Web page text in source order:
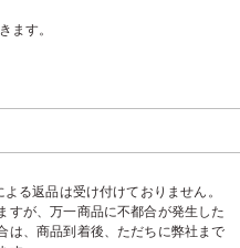
ます。
る返品は受け付けておりません。
すが、万一商品に不都合が発生した
は、商品到着後、ただちに弊社まで